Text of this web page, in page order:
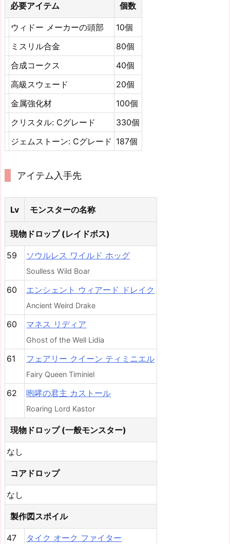
必要アイテム 個数
ウィドー メーカーの頭部
10個
ミスリル合金
80個
合成コークス
40個
高級スウェード
20個
金属強化材
100個
クリスタル: Cグレード
330個
ジェムストーン: Cグレード 187個
アイテム入手先
Lv モンスターの名称
現物ドロップ (レイドボス)
59 ソウルレス ワイルド ホッグ
Soulless Wild Boar
60 エンシェント ウィアード ドレイク
Ancient Weird Drake
60 マネス リディア
Ghost of the Well Lidia
61 フェアリー クイーン ティミニエル
Fairy Queen Timiniel
62 咆哮の君主 カストール
Roaring Lord Kastor
現物ドロップ (一般モンスター)
なし
コアドロップ
なし
製作図スポイル
47 タイク オーク ファイター